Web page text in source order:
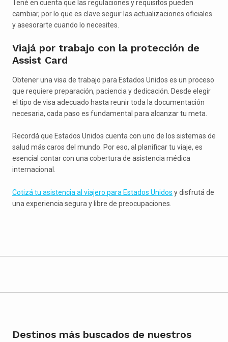
Tené en cuenta que las regulaciones y requisitos pueden
cambiar, por lo que es clave seguir las actualizaciones oficiales
y asesorarte cuando lo necesites.
Viajá por trabajo con la protección de
Assist Card
Obtener una visa de trabajo para Estados Unidos es un proceso
que requiere preparación, paciencia y dedicación. Desde elegir
el tipo de visa adecuado hasta reunir toda la documentación
necesaria, cada paso es fundamental para alcanzar tu meta.
Recordá que Estados Unidos cuenta con uno de los sistemas de
salud más caros del mundo. Por eso, al planificar tu viaje, es
esencial contar con una cobertura de asistencia médica
internacional.
Cotizá tu asistencia al viajero para Estados Unidos y disfrutá de
una experiencia segura y libre de preocupaciones.
Destinos más buscados de nuestros